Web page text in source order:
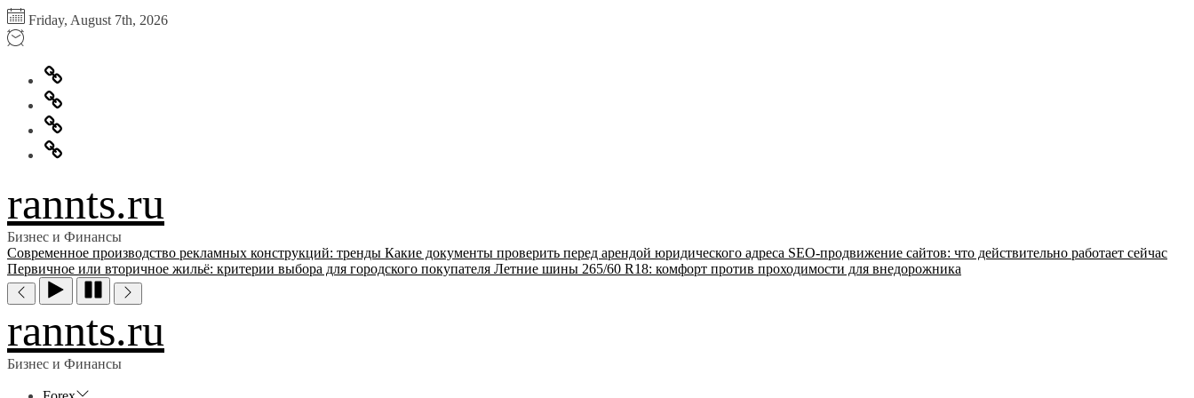
Перейти
к
содержимому
Friday, August 7th, 2026
Главная
Информация
для
правообладателей
Обратная
связь
Политика
конфиденциальности
rannts.ru
Бизнес и Финансы
Современное производство рекламных конструкций: тренды Какие документы проверить перед арендой юридического адреса SEO-продвижение сайтов: что действительно работает сейчас
Первичное или вторичное жильё: критерии выбора для городского покупателя Летние шины 265/60 R18: комфорт против проходимости для внедорожника
rannts.ru
Бизнес и Финансы